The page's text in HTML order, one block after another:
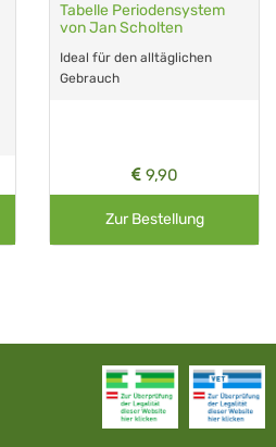
Tabelle Periodensystem
von Jan Scholten
Ideal für den alltäglichen
Gebrauch
9,90
Zur Bestellung